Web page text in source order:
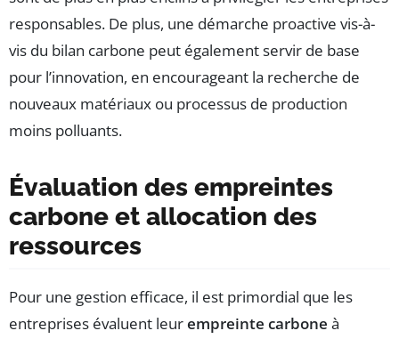
responsables. De plus, une démarche proactive vis-à-
vis du bilan carbone peut également servir de base
pour l’innovation, en encourageant la recherche de
nouveaux matériaux ou processus de production
moins polluants.
Évaluation des empreintes
carbone et allocation des
ressources
Pour une gestion efficace, il est primordial que les
entreprises évaluent leurempreinte carbone à